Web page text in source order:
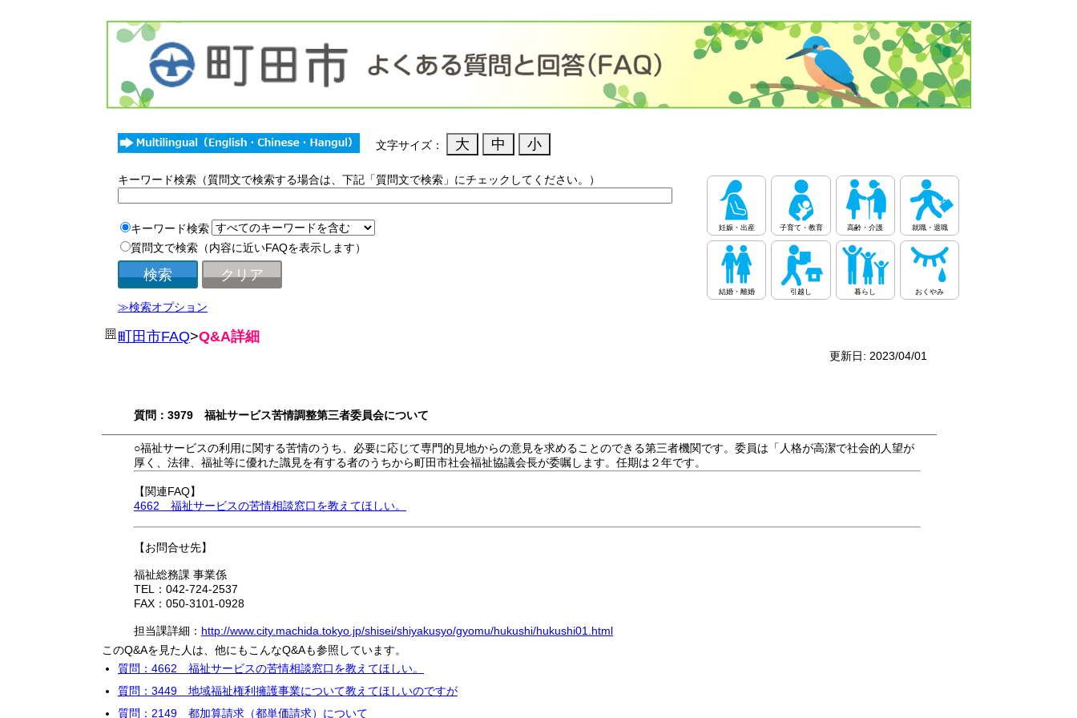
文字サイズ：
キーワード検索（質問文で検索する場合は、下記「質問文で検索」にチェックしてください。）
キーワード検索
質問文で検索（内容に近いFAQを表示します）
≫検索オプション
町田市FAQ>Q&A詳細
更新日: 2023/04/01
質問：3979 福祉サービス苦情調整第三者委員会について
○福祉サービスの利用に関する苦情のうち、必要に応じて専門的見地からの意見を求めることのできる第三者機関です。委員は「人格が高潔で社会的人望が
厚く、法律、福祉等に優れた識見を有する者のうちから町田市社会福祉協議会長が委嘱します。任期は２年です。
【関連FAQ】
4662 福祉サービスの苦情相談窓口を教えてほしい。
【お問合せ先】
福祉総務課 事業係
TEL：042-724-2537
FAX：050-3101-0928
担当課詳細： http://www.city.machida.tokyo.jp/shisei/shiyakusyo/gyomu/hukushi/hukushi01.html
このQ&Aを見た人は、他にもこんなQ&Aも参照しています。
質問：4662 福祉サービスの苦情相談窓口を教えてほしい。
質問：3449 地域福祉権利擁護事業について教えてほしいのですが
質問：2149 都加算請求（都単価請求）について
妊娠・出産 子育て・教育 高齢・介護 就職・退職
結婚・離婚 引越し 暮らし おくやみ